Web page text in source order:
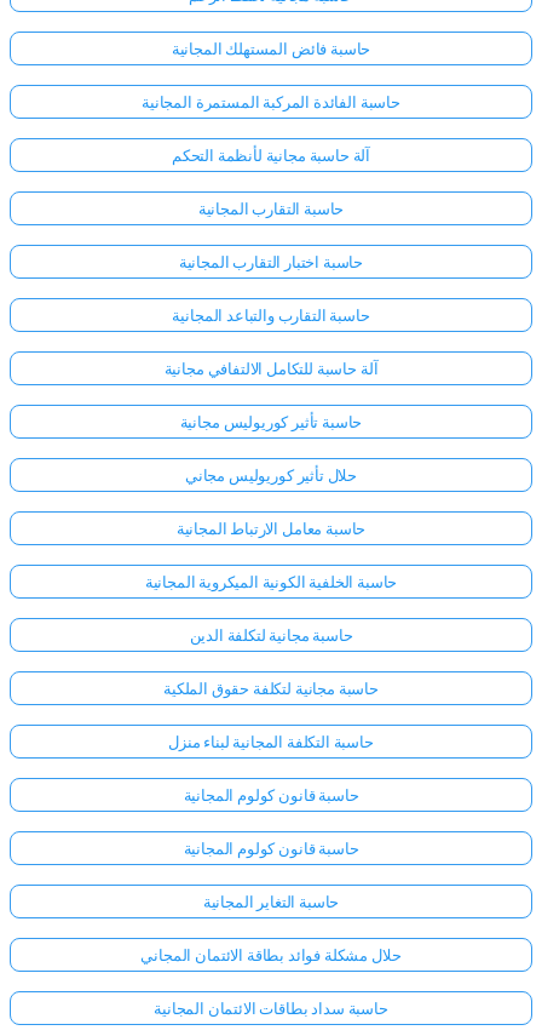
حاسبة فائض المستهلك المجانية
حاسبة الفائدة المركبة المستمرة المجانية
آلة حاسبة مجانية لأنظمة التحكم
حاسبة التقارب المجانية
حاسبة اختبار التقارب المجانية
حاسبة التقارب والتباعد المجانية
آلة حاسبة للتكامل الالتفافي مجانية
حاسبة تأثير كوريوليس مجانية
حلال تأثير كوريوليس مجاني
حاسبة معامل الارتباط المجانية
حاسبة الخلفية الكونية الميكروية المجانية
حاسبة مجانية لتكلفة الدين
حاسبة مجانية لتكلفة حقوق الملكية
حاسبة التكلفة المجانية لبناء منزل
حاسبة قانون كولوم المجانية
حاسبة قانون كولوم المجانية
حاسبة التغاير المجانية
حلال مشكلة فوائد بطاقة الائتمان المجاني
حاسبة سداد بطاقات الائتمان المجانية